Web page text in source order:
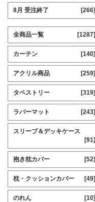
8月 受注終了 [266]
全商品一覧 [1287]
カーテン [140]
アクリル商品 [259]
タペストリー [319]
ラバーマット [243]
スリーブ＆デッキケース
[91]
抱き枕カバー [52]
枕・クッションカバー [49]
のれん [10]